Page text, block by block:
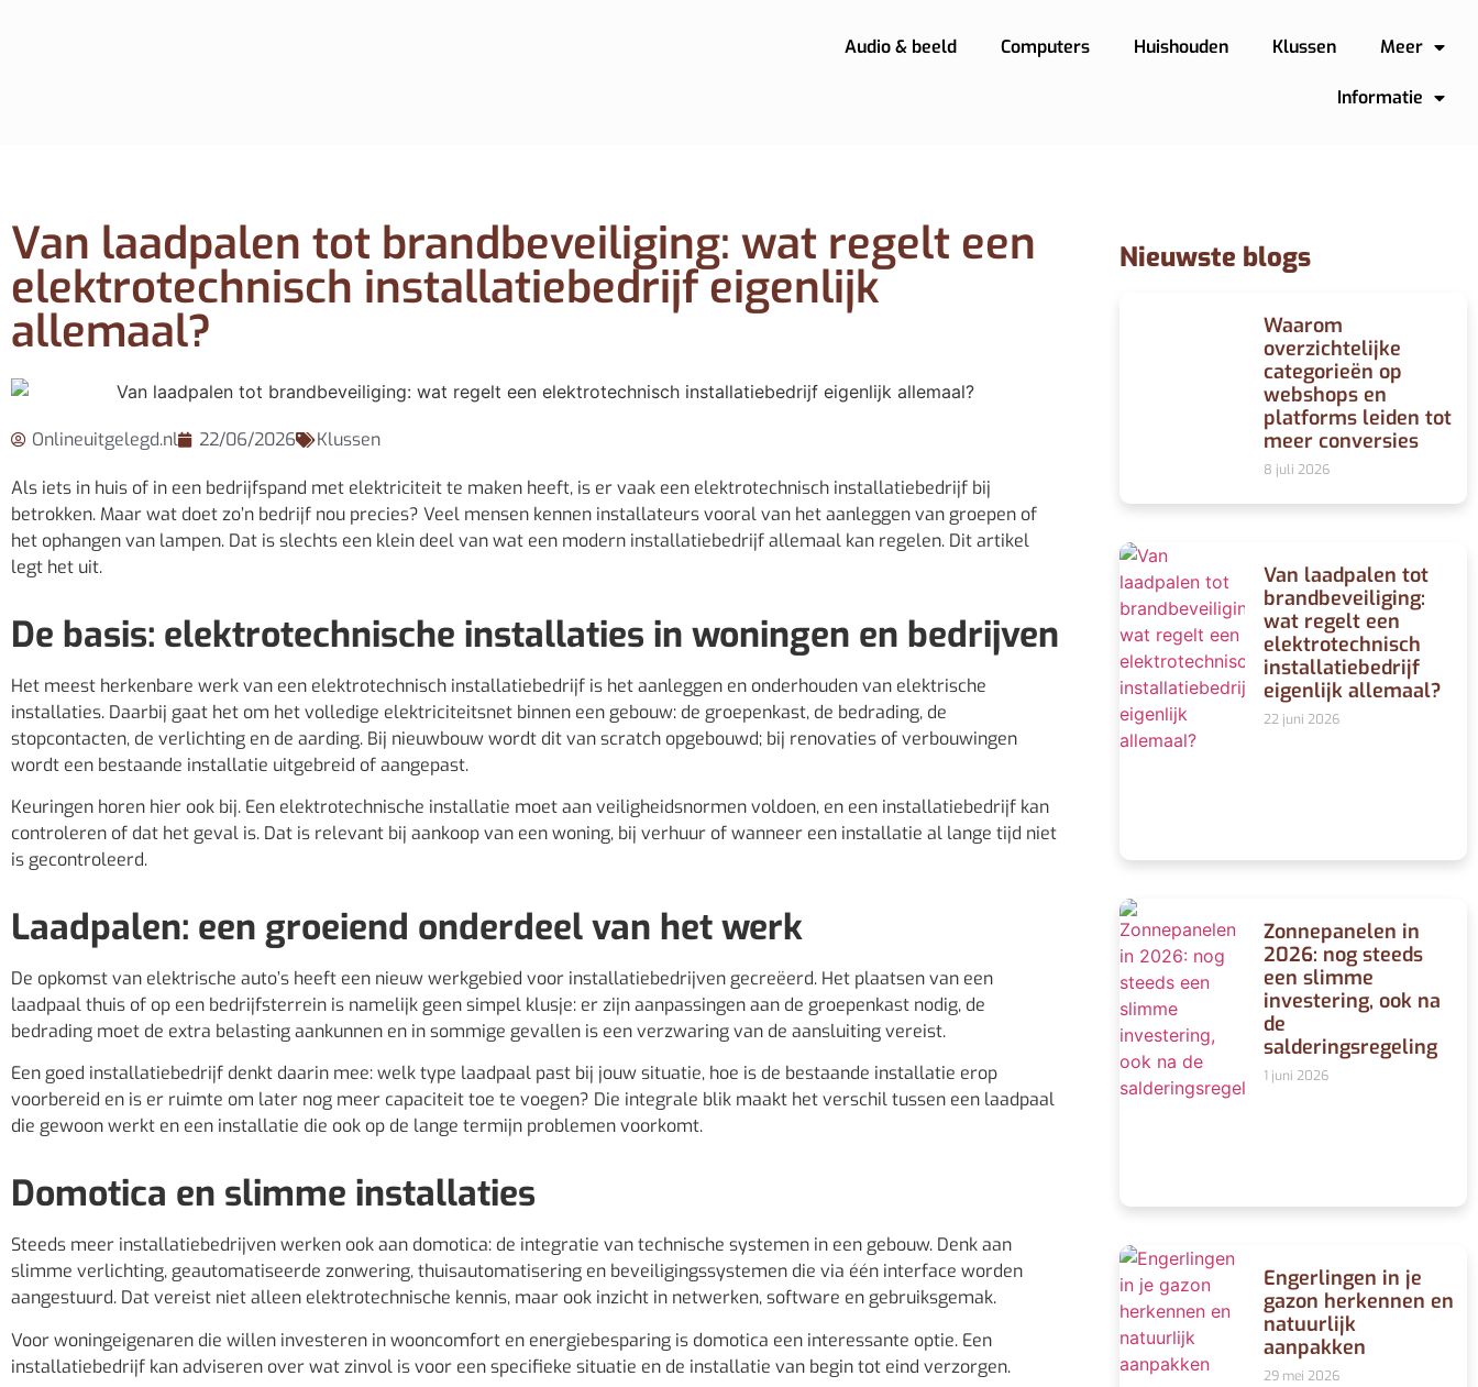
Audio & beeld Computers Huishouden Klussen Meer
Informatie
Van laadpalen tot brandbeveiliging: wat regelt een
elektrotechnisch installatiebedrijf eigenlijk
allemaal?
Onlineuitgelegd.nl 22/06/2026 Klussen
Als iets in huis of in een bedrijfspand met elektriciteit te maken heeft, is er vaak een elektrotechnisch installatiebedrijf bij
betrokken. Maar wat doet zo’n bedrijf nou precies? Veel mensen kennen installateurs vooral van het aanleggen van groepen of
het ophangen van lampen. Dat is slechts een klein deel van wat een modern installatiebedrijf allemaal kan regelen. Dit artikel
legt het uit.
De basis: elektrotechnische installaties in woningen en bedrijven
Het meest herkenbare werk van een elektrotechnisch installatiebedrijf is het aanleggen en onderhouden van elektrische
installaties. Daarbij gaat het om het volledige elektriciteitsnet binnen een gebouw: de groepenkast, de bedrading, de
stopcontacten, de verlichting en de aarding. Bij nieuwbouw wordt dit van scratch opgebouwd; bij renovaties of verbouwingen
wordt een bestaande installatie uitgebreid of aangepast.
Keuringen horen hier ook bij. Een elektrotechnische installatie moet aan veiligheidsnormen voldoen, en een installatiebedrijf kan
controleren of dat het geval is. Dat is relevant bij aankoop van een woning, bij verhuur of wanneer een installatie al lange tijd niet
is gecontroleerd.
Laadpalen: een groeiend onderdeel van het werk
De opkomst van elektrische auto’s heeft een nieuw werkgebied voor installatiebedrijven gecreëerd. Het plaatsen van een
laadpaal thuis of op een bedrijfsterrein is namelijk geen simpel klusje: er zijn aanpassingen aan de groepenkast nodig, de
bedrading moet de extra belasting aankunnen en in sommige gevallen is een verzwaring van de aansluiting vereist.
Een goed installatiebedrijf denkt daarin mee: welk type laadpaal past bij jouw situatie, hoe is de bestaande installatie erop
voorbereid en is er ruimte om later nog meer capaciteit toe te voegen? Die integrale blik maakt het verschil tussen een laadpaal
die gewoon werkt en een installatie die ook op de lange termijn problemen voorkomt.
Domotica en slimme installaties
Steeds meer installatiebedrijven werken ook aan domotica: de integratie van technische systemen in een gebouw. Denk aan
slimme verlichting, geautomatiseerde zonwering, thuisautomatisering en beveiligingssystemen die via één interface worden
aangestuurd. Dat vereist niet alleen elektrotechnische kennis, maar ook inzicht in netwerken, software en gebruiksgemak.
Voor woningeigenaren die willen investeren in wooncomfort en energiebesparing is domotica een interessante optie. Een
installatiebedrijf kan adviseren over wat zinvol is voor een specifieke situatie en de installatie van begin tot eind verzorgen.
Nieuwste blogs
Waarom
overzichtelijke
categorieën op
webshops en
platforms leiden tot
meer conversies
8 juli 2026
Van laadpalen tot
brandbeveiliging:
wat regelt een
elektrotechnisch
installatiebedrijf
eigenlijk allemaal?
22 juni 2026
Zonnepanelen in
2026: nog steeds
een slimme
investering, ook na
de
salderingsregeling
1 juni 2026
Engerlingen in je
gazon herkennen en
natuurlijk
aanpakken
29 mei 2026